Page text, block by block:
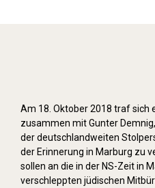
Am 18. Oktober 2018 traf sich
zusammen mit Gunter
der deutschlandweiten
der Erinnerung in Marburg zu
sollen an die in der NS-Zeit in
verschleppten jüdischen